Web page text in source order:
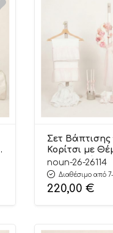
Σετ Βάπτισης
Κορίτσι με
με Λουλούδια
Ροζ 26114
noun-26-26114
Διαθέσιμο από
220,00 €